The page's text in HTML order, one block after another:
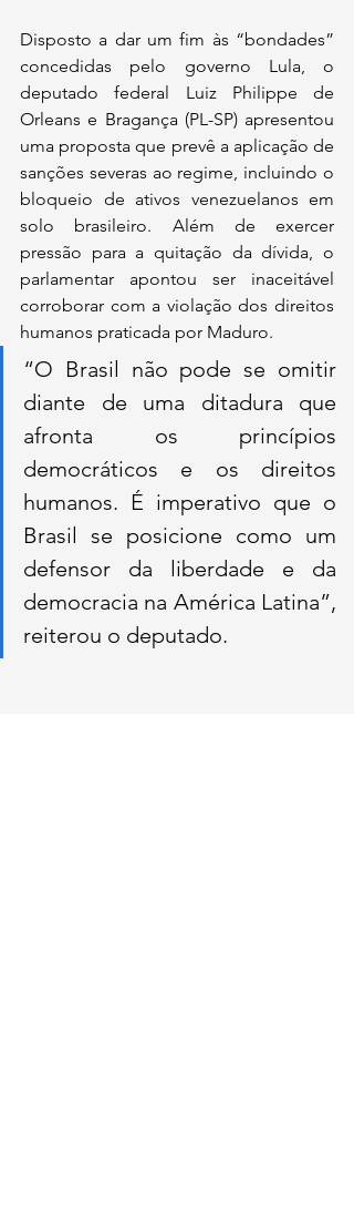
Disposto a dar um fim às “bondades”
concedidas pelo governo Lula, o
deputado federal Luiz Philippe de
Orleans e Bragança (PL-SP) apresentou
uma proposta que prevê a aplicação de
sanções severas ao regime, incluindo o
bloqueio de ativos venezuelanos em
solo brasileiro. Além de exercer
pressão para a quitação da dívida, o
parlamentar apontou ser inaceitável
corroborar com a violação dos direitos
humanos praticada por Maduro.
“O Brasil não pode se omitir
diante de uma ditadura que
afronta os princípios
democráticos e os direitos
humanos. É imperativo que o
Brasil se posicione como um
defensor da liberdade e da
democracia na América Latina”,
reiterou o deputado.